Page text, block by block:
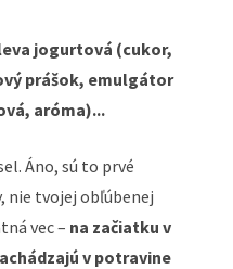
jogurtová (cukor,
prášok, emulgátor
aróma)...
Áno, sú to prvé
nie tvojej obľúbenej
vec – na začiatku v
v potravine